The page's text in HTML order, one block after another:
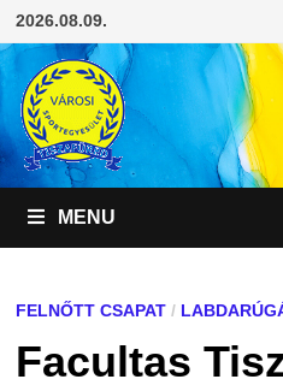
Skip
to
content
2026.08.09.
MENU
FELNŐTT CSAPAT/
Facultas